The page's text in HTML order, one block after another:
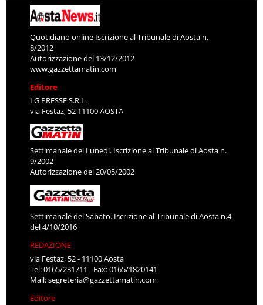
Quotidiano online Iscrizione al Tribunale di Aosta n.
8/2012
Autorizzazione del 13/12/2012
www.gazzettamatin.com
Editore
LG PRESSE S.R.L.
via Festaz, 52 11100 AOSTA
Settimanale del Lunedì. Iscrizione al Tribunale di Aosta n.
9/2002
Autorizzazione del 20/05/2002
Settimanale del Sabato. Iscrizione al Tribunale di Aosta n.4
del 4/10/2016
REDAZIONE
via Festaz, 52 - 11100 Aosta
Tel: 0165/231711 - Fax: 0165/1820141
Mail:segreteria@gazzettamatin.com
Editore